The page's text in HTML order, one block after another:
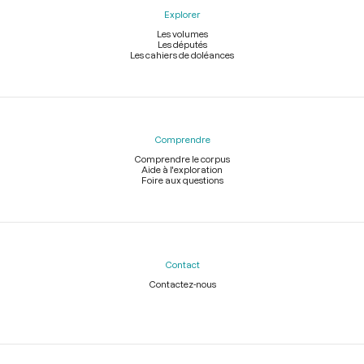
Explorer
Les volumes
Les députés
Les cahiers de doléances
Comprendre
Comprendre le corpus
Aide à l'exploration
Foire aux questions
Contact
Contactez-nous
Légal